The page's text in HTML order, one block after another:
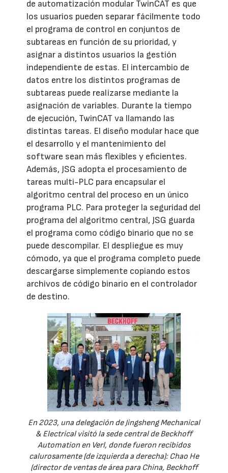
de automatización modular TwinCAT es que
los usuarios pueden separar fácilmente todo
el programa de control en conjuntos de
subtareas en función de su prioridad, y
asignar a distintos usuarios la gestión
independiente de estas. El intercambio de
datos entre los distintos programas de
subtareas puede realizarse mediante la
asignación de variables. Durante la tiempo
de ejecución, TwinCAT va llamando las
distintas tareas. El diseño modular hace que
el desarrollo y el mantenimiento del
software sean más flexibles y eficientes.
Además, JSG adopta el procesamiento de
tareas multi-PLC para encapsular el
algoritmo central del proceso en un único
programa PLC. Para proteger la seguridad del
programa del algoritmo central, JSG guarda
el programa como código binario que no se
puede descompilar. El despliegue es muy
cómodo, ya que el programa completo puede
descargarse simplemente copiando estos
archivos de código binario en el controlador
de destino.
En 2023, una delegación de Jingsheng Mechanical
& Electrical visitó la sede central de Beckhoff
Automation en Verl, donde fueron recibidos
calurosamente (de izquierda a derecha): Chao He
(director de ventas de área para China, Beckhoff